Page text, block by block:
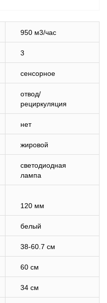
950 м3/час
3
сенсорное
отвод/
рециркуляция
нет
жировой
светодиодная
лампа
120 мм
белый
38-60.7 см
60 см
34 см